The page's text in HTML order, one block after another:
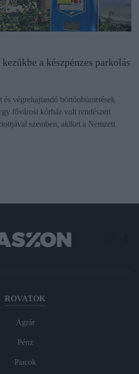
a készpénzes parkolás
és végrehajtandó börtönbüntetések
fővárosi kórház volt rendészeti
szemben, akiket a Nemzeti
ROVATOK
Agrár
Pénz
Piacok